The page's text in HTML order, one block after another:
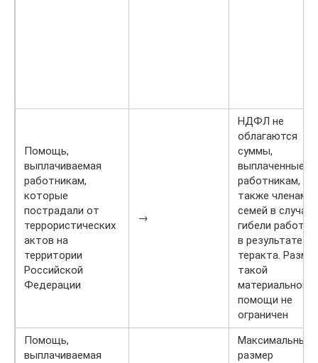
Помощь,
выплачиваемая
работникам,
которые
пострадали от
террористических
актов на
территории
Российской
Федерации
→
НДФЛ не
облагаются
суммы,
выплаченные
работникам, а
также членам
семей в случае
гибели
в результате
теракта.
такой
материальной
помощи не
ограничен
Помощь,
выплачиваемая
Максимальный
размер